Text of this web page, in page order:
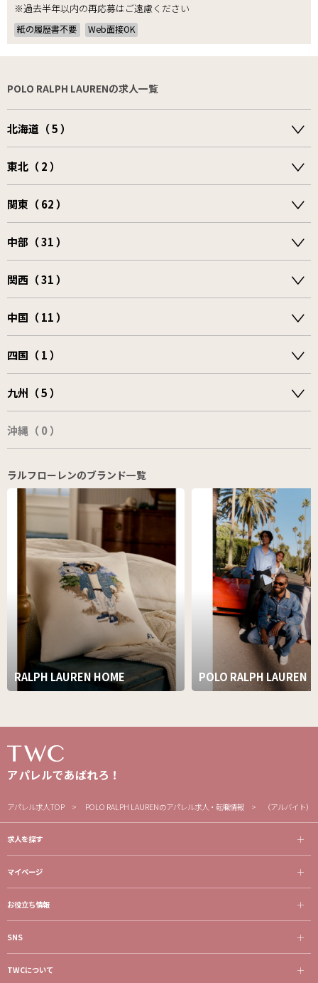
※過去半年以内の再応募はご遠慮ください
紙の履歴書不要 Web面接OK
POLO RALPH LAURENの求人一覧
北海道（ 5 ）
東北（ 2 ）
関東（ 62 ）
中部（ 31 ）
関西（ 31 ）
中国（ 11 ）
四国（ 1 ）
九州（ 5 ）
沖縄（ 0 ）
ラルフローレンのブランド一覧
RALPH LAUREN HOME POLO RALPH LAUREN
アパレルであばれろ！
アパレル求人TOP POLO RALPH LAURENのアパレル求人・転職情報 （アルバイト
求人を探す
マイページ
お役立ち情報
SNS
TWCについて